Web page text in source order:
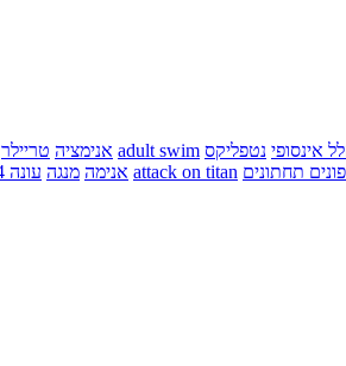
אינסופי נטפליקס adult swim אנימציה טריילר
תחתונים attack on titan אנימה מנגה עונה 4